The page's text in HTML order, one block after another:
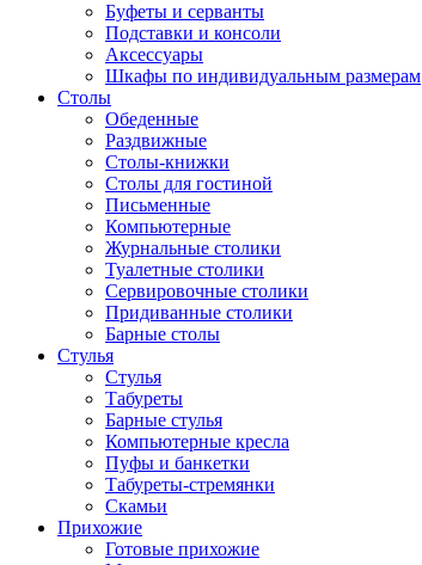
Буфеты и серванты
Подставки и консоли
Аксессуары
Шкафы по индивидуальным размерам
Столы
Обеденные
Раздвижные
Столы-книжки
Столы для гостиной
Письменные
Компьютерные
Журнальные столики
Туалетные столики
Сервировочные столики
Придиванные столики
Барные столы
Стулья
Стулья
Табуреты
Барные стулья
Компьютерные кресла
Пуфы и банкетки
Табуреты-стремянки
Скамьи
Прихожие
Готовые прихожие